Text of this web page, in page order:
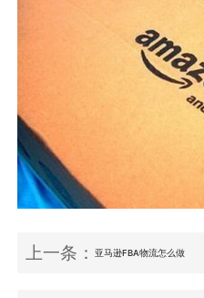
上一条：亚马逊FBA物流怎么做